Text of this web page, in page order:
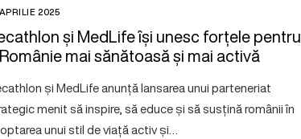
2025
și MedLife își unesc forțele pentru
mai sănătoasă și mai activă
și MedLife anunță lansarea unui parteneriat
menit să inspire, să educe și să susțină românii în
unui stil de viață activ și…